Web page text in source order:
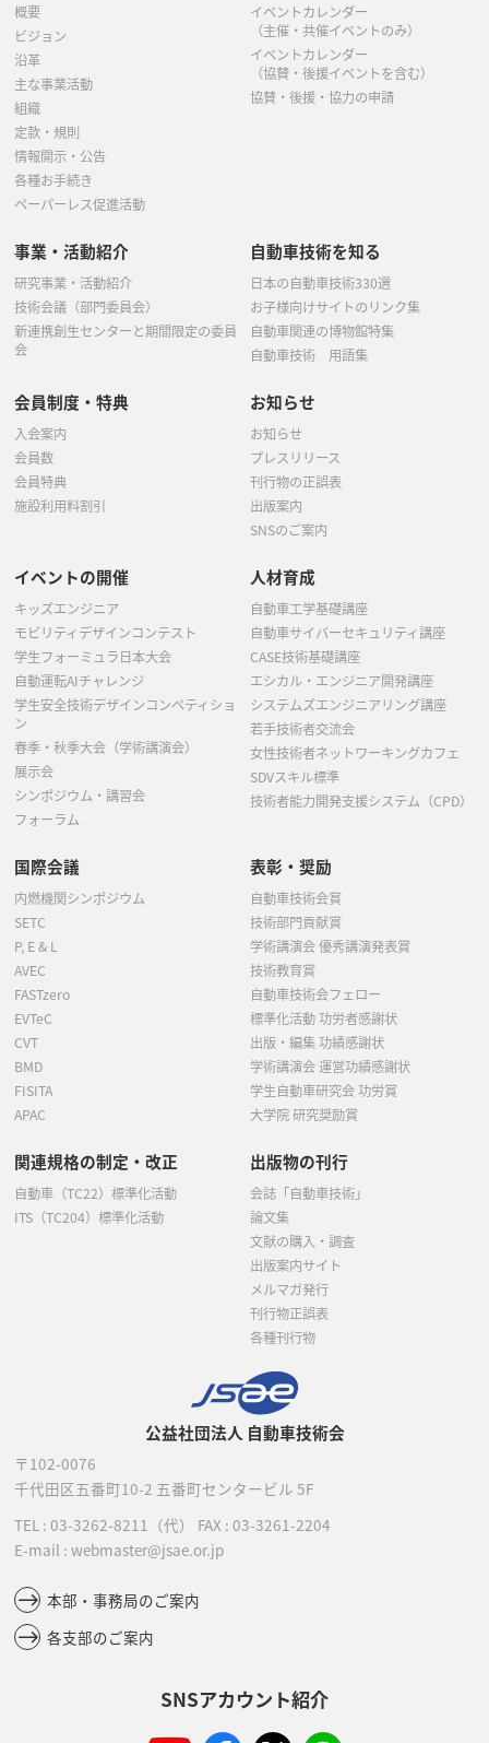
公益社団法人 自動車技術会
〒102-0076
千代田区五番町10-2 五番町センタービル 5F
TEL : 03-3262-8211 （代） FAX : 03-3261-2204
E-mail : webmaster@jsae.or.jp
本部・事務局のご案内
各支部のご案内
SNSアカウント紹介
概要
ビジョン
沿革
主な事業活動
組織
定款・規則
情報開示・公告
各種お手続き
ペーパーレス促進活動
イベントカレンダー
（主催・共催イベントのみ）
イベントカレンダー
（協賛・後援イベントを含む）
協賛・後援・協力の申請
事業・活動紹介
研究事業・活動紹介
技術会議（部門委員会）
新連携創生センターと期間限定の委員
会
自動車技術を知る
日本の自動車技術330選
お子様向けサイトのリンク集
自動車関連の博物館特集
自動車技術 用語集
会員制度・特典
入会案内
会員数
会員特典
施設利用料割引
お知らせ
お知らせ
プレスリリース
刊行物の正誤表
出版案内
SNSのご案内
イベントの開催
キッズエンジニア
モビリティデザインコンテスト
学生フォーミュラ日本大会
自動運転AIチャレンジ
学生安全技術デザインコンペティショ
ン
春季・秋季大会（学術講演会）
展示会
シンポジウム・講習会
フォーラム
人材育成
自動車工学基礎講座
自動車サイバーセキュリティ講座
CASE技術基礎講座
エシカル・エンジニア開発講座
システムズエンジニアリング講座
若手技術者交流会
女性技術者ネットワーキングカフェ
SDVスキル標準
技術者能力開発支援システム（CPD）
国際会議
内燃機関シンポジウム
SETC
P, E & L
AVEC
FASTzero
EVTeC
CVT
BMD
FISITA
APAC
表彰・奨励
自動車技術会賞
技術部門貢献賞
学術講演会 優秀講演発表賞
技術教育賞
自動車技術会フェロー
標準化活動 功労者感謝状
出版・編集 功績感謝状
学術講演会 運営功績感謝状
学生自動車研究会 功労賞
大学院 研究奨励賞
関連規格の制定・改正
自動車（TC22）標準化活動
ITS（TC204）標準化活動
出版物の刊行
会誌「自動車技術」
論文集
文献の購入・調査
出版案内サイト
メルマガ発行
刊行物正誤表
各種刊行物